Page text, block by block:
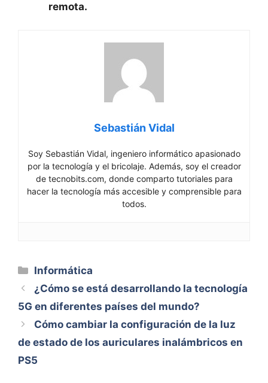
remota.
Sebastián Vidal
Soy Sebastián Vidal, ingeniero informático apasionado
por la tecnología y el bricolaje. Además, soy el creador
de tecnobits.com, donde comparto tutoriales para
hacer la tecnología más accesible y comprensible para
todos.
Categorías
Informática
¿Cómo se está desarrollando la tecnología
5G en diferentes países del mundo?
Cómo cambiar la configuración de la luz
de estado de los auriculares inalámbricos en
PS5